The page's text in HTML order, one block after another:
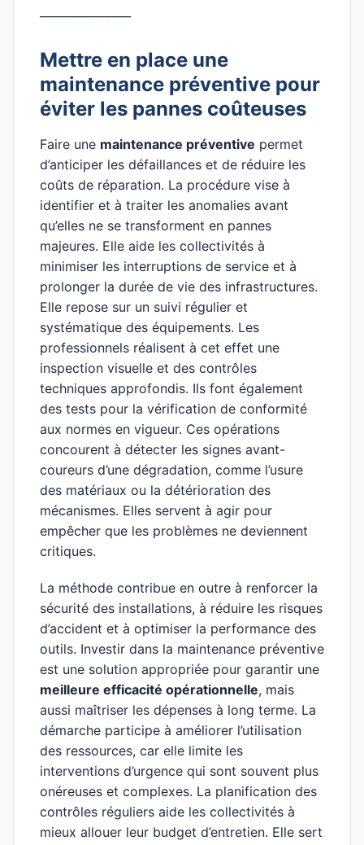
Mettre en place une
maintenance préventive pour
éviter les pannes coûteuses
Faire une maintenance préventive permet
d’anticiper les défaillances et de réduire les
coûts de réparation. La procédure vise à
identifier et à traiter les anomalies avant
qu’elles ne se transforment en pannes
majeures. Elle aide les collectivités à
minimiser les interruptions de service et à
prolonger la durée de vie des infrastructures.
Elle repose sur un suivi régulier et
systématique des équipements. Les
professionnels réalisent à cet effet une
inspection visuelle et des contrôles
techniques approfondis. Ils font également
des tests pour la vérification de conformité
aux normes en vigueur. Ces opérations
concourent à détecter les signes avant-
coureurs d’une dégradation, comme l’usure
des matériaux ou la détérioration des
mécanismes. Elles servent à agir pour
empêcher que les problèmes ne deviennent
critiques.
La méthode contribue en outre à renforcer la
sécurité des installations, à réduire les risques
d’accident et à optimiser la performance des
outils. Investir dans la maintenance préventive
est une solution appropriée pour garantir une
meilleure efficacité opérationnelle, mais
aussi maîtriser les dépenses à long terme. La
démarche participe à améliorer l’utilisation
des ressources, car elle limite les
interventions d’urgence qui sont souvent plus
onéreuses et complexes. La planification des
contrôles réguliers aide les collectivités à
mieux allouer leur budget d’entretien. Elle sert